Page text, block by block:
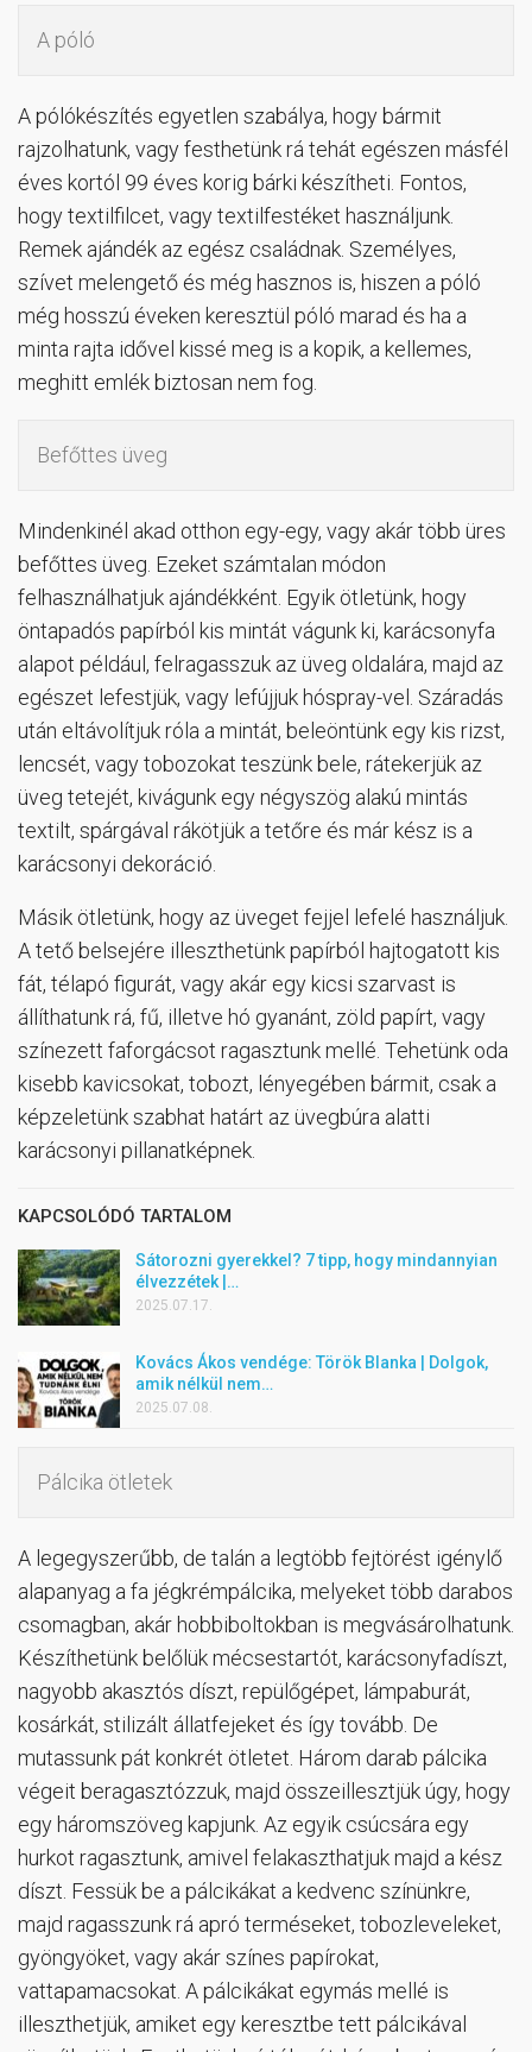
A póló
A pólókészítés egyetlen szabálya, hogy bármit
rajzolhatunk, vagy festhetünk rá tehát egészen másfél
éves kortól 99 éves korig bárki készítheti. Fontos,
hogy textilfilcet, vagy textilfestéket használjunk.
Remek ajándék az egész családnak. Személyes,
szívet melengető és még hasznos is, hiszen a póló
még hosszú éveken keresztül póló marad és ha a
minta rajta idővel kissé meg is a kopik, a kellemes,
meghitt emlék biztosan nem fog.
Befőttes üveg
Mindenkinél akad otthon egy-egy, vagy akár több üres
befőttes üveg. Ezeket számtalan módon
felhasználhatjuk ajándékként. Egyik ötletünk, hogy
öntapadós papírból kis mintát vágunk ki, karácsonyfa
alapot például, felragasszuk az üveg oldalára, majd az
egészet lefestjük, vagy lefújjuk hóspray-vel. Száradás
után eltávolítjuk róla a mintát, beleöntünk egy kis rizst,
lencsét, vagy tobozokat teszünk bele, rátekerjük az
üveg tetejét, kivágunk egy négyszög alakú mintás
textilt, spárgával rákötjük a tetőre és már kész is a
karácsonyi dekoráció.
Másik ötletünk, hogy az üveget fejjel lefelé használjuk.
A tető belsejére illeszthetünk papírból hajtogatott kis
fát, télapó figurát, vagy akár egy kicsi szarvast is
állíthatunk rá, fű, illetve hó gyanánt, zöld papírt, vagy
színezett faforgácsot ragasztunk mellé. Tehetünk oda
kisebb kavicsokat, tobozt, lényegében bármit, csak a
képzeletünk szabhat határt az üvegbúra alatti
karácsonyi pillanatképnek.
KAPCSOLÓDÓ TARTALOM
Sátorozni gyerekkel? 7 tipp, hogy mindannyian
élvezzétek |…
2025.07.17.
Kovács Ákos vendége: Török BIanka | Dolgok,
amik nélkül nem…
2025.07.08.
Pálcika ötletek
A legegyszerűbb, de talán a legtöbb fejtörést igénylő
alapanyag a fa jégkrémpálcika, melyeket több darabos
csomagban, akár hobbiboltokban is megvásárolhatunk.
Készíthetünk belőlük mécsestartót, karácsonyfadíszt,
nagyobb akasztós díszt, repülőgépet, lámpaburát,
kosárkát, stilizált állatfejeket és így tovább. De
mutassunk pát konkrét ötletet. Három darab pálcika
végeit beragasztózzuk, majd összeillesztjük úgy, hogy
egy háromszöveg kapjunk. Az egyik csúcsára egy
hurkot ragasztunk, amivel felakaszthatjuk majd a kész
díszt. Fessük be a pálcikákat a kedvenc színünkre,
majd ragasszunk rá apró terméseket, tobozleveleket,
gyöngyöket, vagy akár színes papírokat,
vattapamacsokat. A pálcikákat egymás mellé is
illeszthetjük, amiket egy keresztbe tett pálcikával